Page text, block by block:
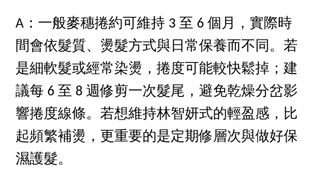
A：一般麥穗捲約可維持 3 至 6 個月，實際時
間會依髮質、燙髮方式與日常保養而不同。若
是細軟髮或經常染燙，捲度可能較快鬆掉；建
議每 6 至 8 週修剪一次髮尾，避免乾燥分岔影
響捲度線條。若想維持林智妍式的輕盈感，比
起頻繁補燙，更重要的是定期修層次與做好保
濕護髮。